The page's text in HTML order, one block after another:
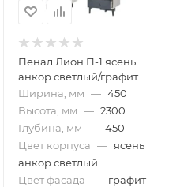
Пенал Лион П-1 ясень
анкор светлый/графит
Ширина, мм — 450
Высота, мм — 2300
Глубина, мм — 450
Цвет корпуса — ясень
анкор светлый
Цвет фасада — графит